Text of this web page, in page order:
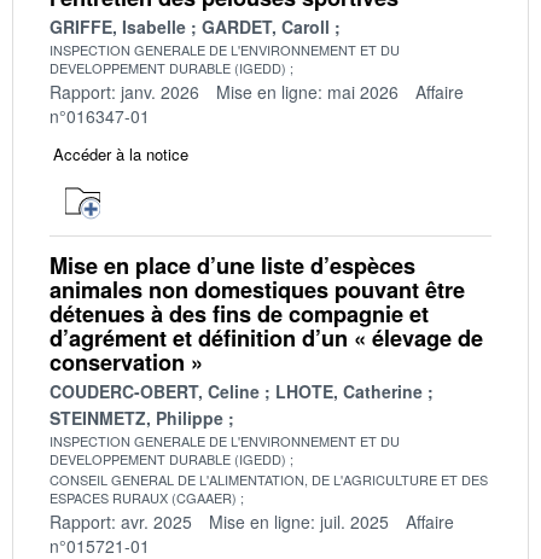
GRIFFE, Isabelle GARDET, Caroll
INSPECTION GENERALE DE L'ENVIRONNEMENT ET DU
DEVELOPPEMENT DURABLE (IGEDD)
Rapport: janv. 2026 Mise en ligne: mai 2026
Affaire
n°016347-01
Accéder à la notice
Mise en place d’une liste d’espèces
animales non domestiques pouvant être
détenues à des fins de compagnie et
d’agrément et définition d’un « élevage de
conservation »
COUDERC-OBERT, Celine
LHOTE, Catherine
STEINMETZ, Philippe
INSPECTION GENERALE DE L'ENVIRONNEMENT ET DU
DEVELOPPEMENT DURABLE (IGEDD)
CONSEIL GENERAL DE L'ALIMENTATION, DE L'AGRICULTURE ET DES
ESPACES RURAUX (CGAAER)
Rapport: avr. 2025 Mise en ligne: juil. 2025
Affaire
n°015721-01